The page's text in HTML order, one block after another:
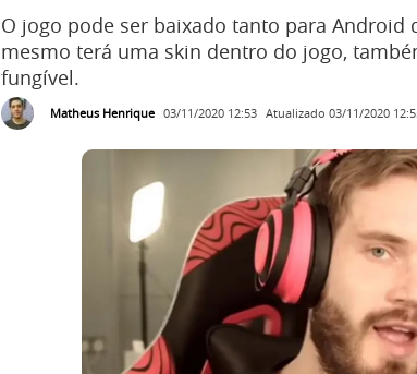
O jogo pode ser baixado tanto para Android
mesmo terá uma skin dentro do jogo,
fungível.
Matheus Henrique 03/11/2020 12:53 Atualizado 03/11/2020